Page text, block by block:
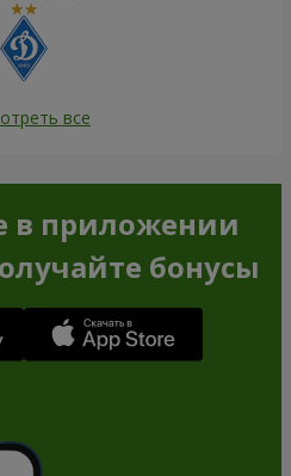
все
в приложении
бонусы